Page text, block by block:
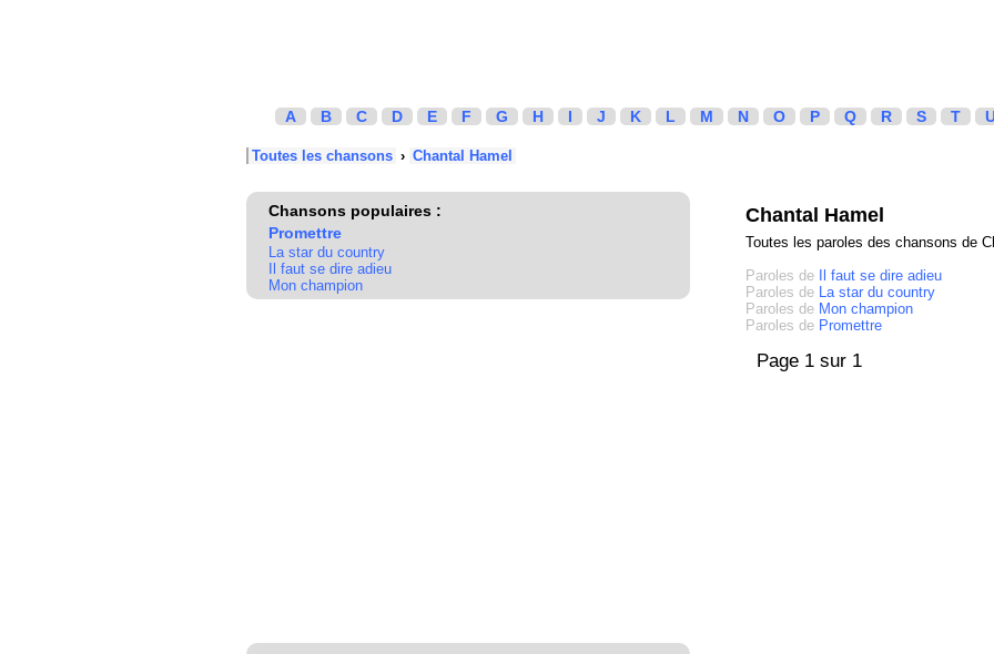
A B C D E F G H I J K L M N O P Q R S T
Toutes les chansons › Chantal Hamel
Chansons populaires :
Promettre
La star du country
Il faut se dire adieu
Mon champion
Chantal Hamel
Toutes les paroles des chansons de
Paroles de
Il faut se dire adieu
Paroles de La star du country
Paroles de Mon champion
Paroles de Promettre
Page 1 sur 1